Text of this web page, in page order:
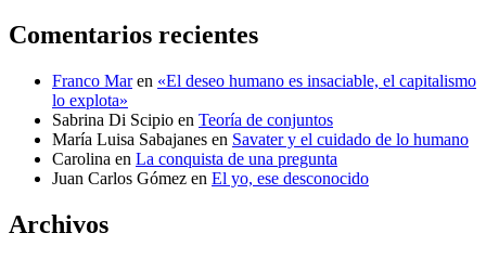
Comentarios recientes
Franco Maren «El deseo humano es insaciable, el capitalismo
lo explota»
Sabrina Di Scipio en Teoría de conjuntos
María Luisa Sabajanes en Savater y el cuidado de lo humano
Carolina en La conquista de una pregunta
Juan Carlos Gómez en El yo, ese desconocido
Archivos